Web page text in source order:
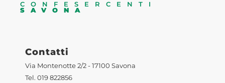
CONFESERCENTI
SAVONA
Contatti
Via Montenotte 2/2 - 17100 Savona
Tel. 019 822856